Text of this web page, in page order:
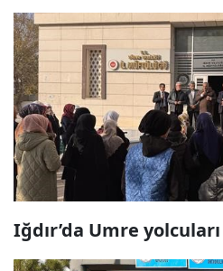
Iğdır’da Umre